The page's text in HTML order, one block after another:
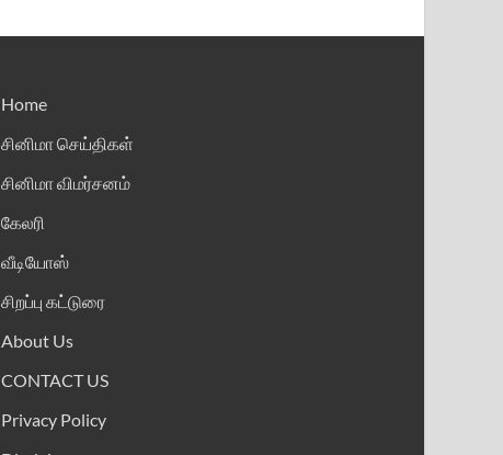
Home
சினிமா செய்திகள்
சினிமா விமர்சனம்
கேலரி
வீடியோஸ்
சிறப்பு கட்டுரை
About Us
CONTACT US
Privacy Policy